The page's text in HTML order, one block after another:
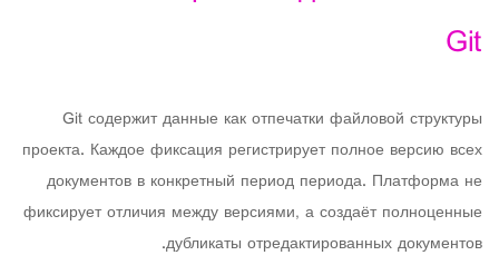
Git
Git содержит данные как отпечатки файловой структуры
проекта. Каждое фиксация регистрирует полное версию всех
документов в конкретный период периода. Платформа не
фиксирует отличия между версиями, а создаёт полноценные
дубликаты отредактированных документов.